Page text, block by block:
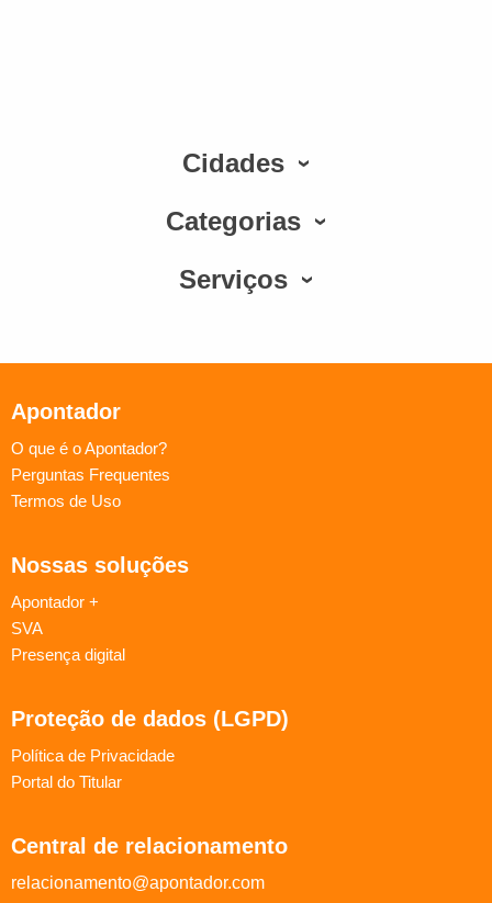
Cidades
Categorias
Serviços
Apontador
O que é o Apontador?
Perguntas Frequentes
Termos de Uso
Nossas soluções
Apontador +
SVA
Presença digital
Proteção de dados (LGPD)
Política de Privacidade
Portal do Titular
Central de relacionamento
relacionamento@apontador.com